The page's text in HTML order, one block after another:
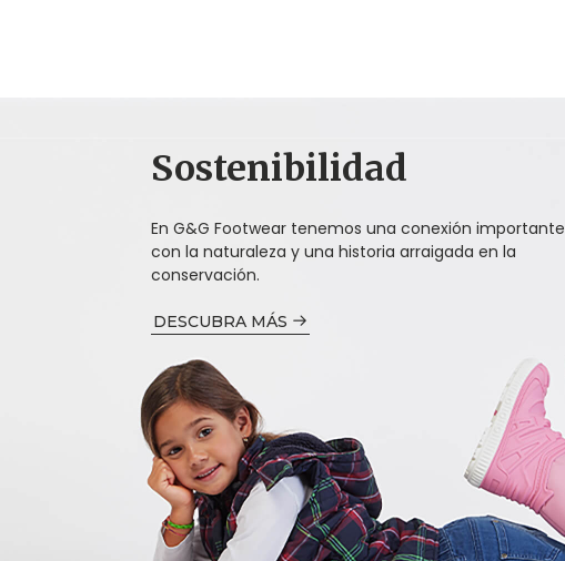
Sostenibilidad
En G&G Footwear tenemos una conexión importante
con la naturaleza y una historia arraigada en la
conservación.
DESCUBRA MÁS